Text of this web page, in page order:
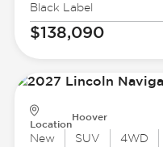
Black Label
$138,090
Location
Hoover
New SUV 4WD